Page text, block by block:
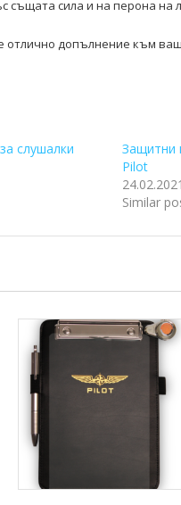
същата сила и на перона на
отлично допълнение към
слушалки
Защитни
Pilot
24.02.2021
Similar